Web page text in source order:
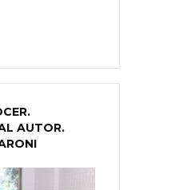
AUTOR.